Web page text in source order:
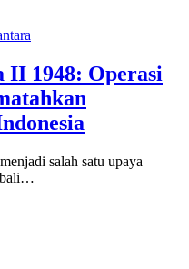
1948: Operasi
salah satu upaya